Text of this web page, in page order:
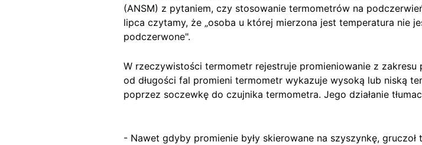
(ANSM) z pytaniem, czy stosowanie termometrów na
lipca czytamy, że ​​„osoba u której mierzona jest temperatura nie
podczerwone".
W rzeczywistości termometr rejestruje promieniowanie z
od długości fal promieni termometr wykazuje wysoką lub niską
poprzez soczewkę do czujnika termometra. Jego działanie
- Nawet gdyby promienie były skierowane na szyszynkę,